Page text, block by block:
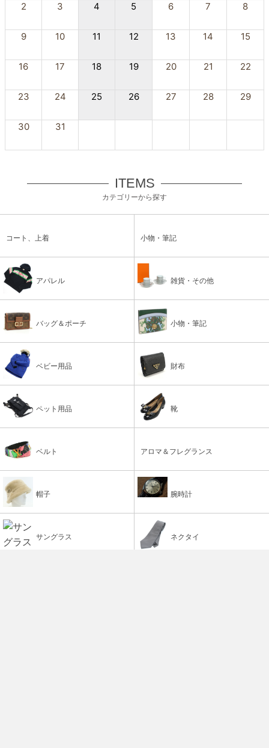
2 3 4 5 6 7 8
9 10 11 12 13 14 15
16 17 18 19 20 21 22
23 24 25 26 27 28 29
30 31
ITEMS
カテゴリーから探す
コート、上着 小物・筆記
アパレル 雑貨・その他
バッグ＆ポーチ 小物・筆記
ベビー用品 財布
ペット用品 靴
ベルト アロマ＆フレグランス
帽子 腕時計
サングラス ネクタイ